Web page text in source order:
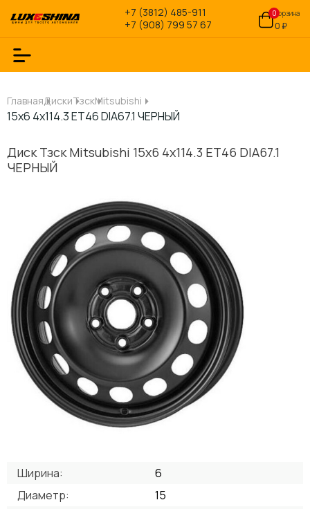
+7 (3812) 485-911
+7 (908) 799 57 67
0Корзина
0 ₽
ГлавнаяДискиТзскMitsubishi
15x6 4x114.3 ET46 DIA67.1 ЧЕРНЫЙ
Диск Тзск Mitsubishi 15x6 4x114.3 ET46 DIA67.1
ЧЕРНЫЙ
Ширина:
6
Диаметр:
15